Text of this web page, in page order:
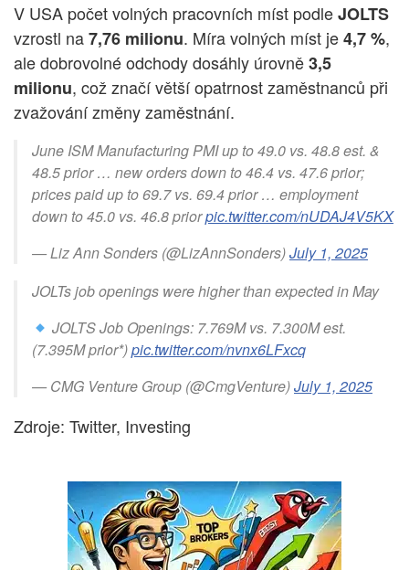
V USA počet volných pracovních míst podleJOLTS
vzrostl na7,76 milionu. Míra volných míst je4,7 %,
ale dobrovolné odchody dosáhly úrovně3,5
milionu, což značí větší opatrnost zaměstnanců při
zvažování změny zaměstnání.
June ISM Manufacturing PMI up to 49.0 vs. 48.8 est. &
48.5 prior … new orders down to 46.4 vs. 47.6 prior;
prices paid up to 69.7 vs. 69.4 prior … employment
down to 45.0 vs. 46.8 priorpic.twitter.com/nUDAJ4V5KX
— Liz Ann Sonders (@LizAnnSonders)July 1, 2025
JOLTs job openings were higher than expected in May
JOLTS Job Openings: 7.769M vs. 7.300M est.
(7.395M prior*)pic.twitter.com/nvnx6LFxcq
— CMG Venture Group (@CmgVenture)July 1, 2025
Zdroje: Twitter, Investing